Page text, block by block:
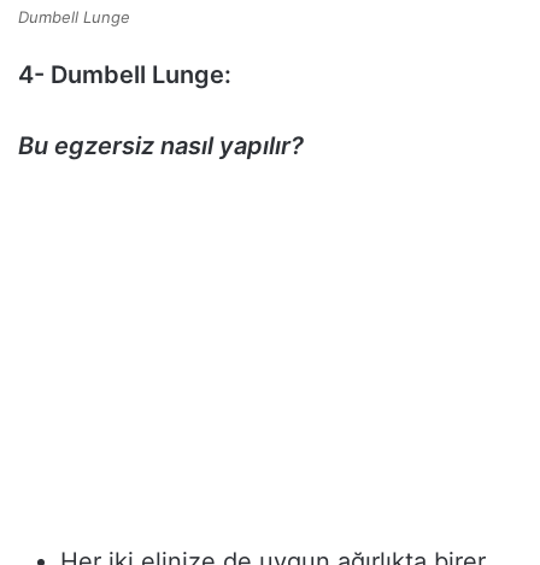
Dumbell Lunge
4- Dumbell Lunge:
Bu egzersiz nasıl yapılır?